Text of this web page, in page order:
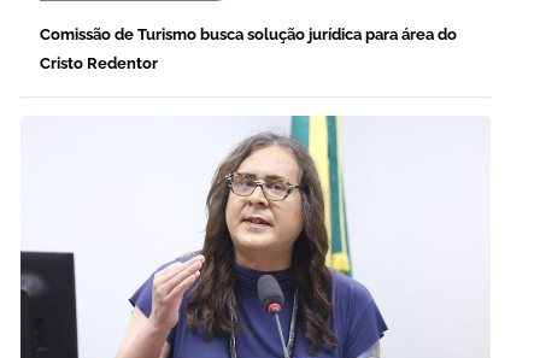
Comissão de Turismo busca solução jurídica para área do
Cristo Redentor